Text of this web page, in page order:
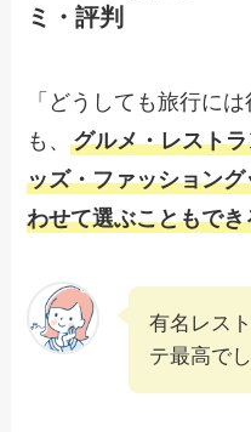
ミ・評判
「どうしても旅行に
も、グルメ・レスト
ッズ・ファッション
わせて選ぶこともで
有名レス
テ最高で